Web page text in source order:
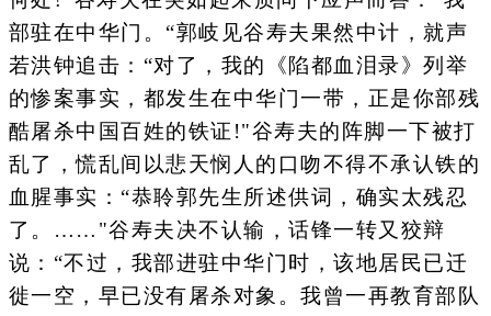
部驻在中华门。“郭岐见谷寿夫果然中计，就声
若洪钟追击：“对了，我的《陷都血泪录》列举
的惨案事实，都发生在中华门一带，正是你部残
酷屠杀中国百姓的铁证!"谷寿夫的阵脚一下被打
乱了，慌乱间以悲天悯人的口吻不得不承认铁的
血腥事实：“恭聆郭先生所述供词，确实太残忍
了。……"谷寿夫决不认输，话锋一转又狡辩
说：“不过，我部进驻中华门时，该地居民已迁
徙一空，早已没有屠杀对象。我曾一再教育部队